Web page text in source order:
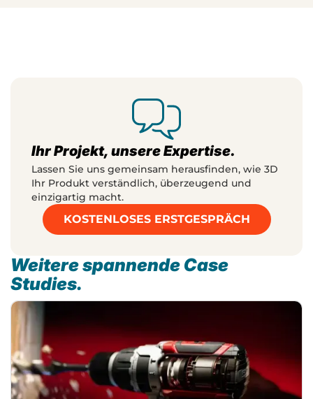
Ihr Projekt, unsere Expertise.
Lassen Sie uns gemeinsam herausfinden, wie 3D
Ihr Produkt verständlich, überzeugend und
einzigartig macht.
KOSTENLOSES ERSTGESPRÄCH
Weitere spannende Case
Studies.